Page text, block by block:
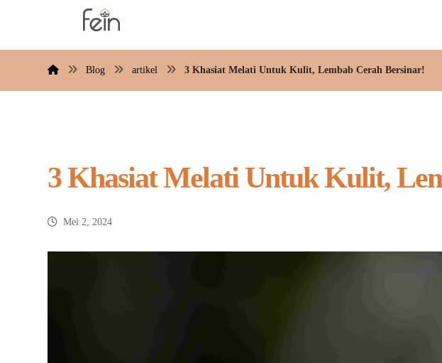
Blog artikel 3 Khasiat Melati Untuk Kulit, Lembab Cerah Bersinar!
3 Khasiat Melati Untuk Kulit,
Mei 2, 2024